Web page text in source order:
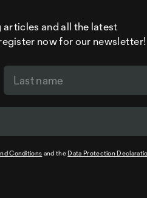
and all the latest
now for our newsletter!
Conditions and the Data Protection